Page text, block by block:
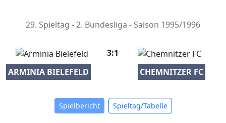
29. Spieltag - 2. Bundesliga - Saison 1995/1996
ARMINIA BIELEFELD
3:1
CHEMNITZER FC
Spielbericht Spieltag/Tabelle